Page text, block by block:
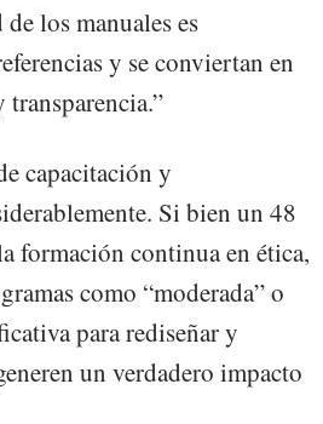
los manuales es
y se conviertan en
capacitación y
Si bien un 48
formación continua en ética,
como “moderada” o
para rediseñar y
un verdadero impacto